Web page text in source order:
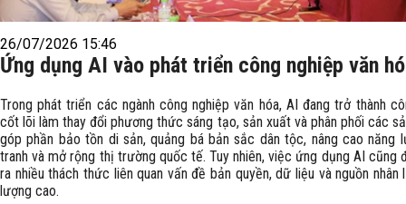
26/07/2026 15:46
Ứng dụng AI vào phát triển công nghiệp văn
Trong phát triển các ngành công nghiệp văn hóa, AI đang trở thành
cốt lõi làm thay đổi phương thức sáng tạo, sản xuất và phân phối các
góp phần bảo tồn di sản, quảng bá bản sắc dân tộc, nâng cao năng
tranh và mở rộng thị trường quốc tế. Tuy nhiên, việc ứng dụng AI cũng
ra nhiều thách thức liên quan vấn đề bản quyền, dữ liệu và nguồn
lượng cao.